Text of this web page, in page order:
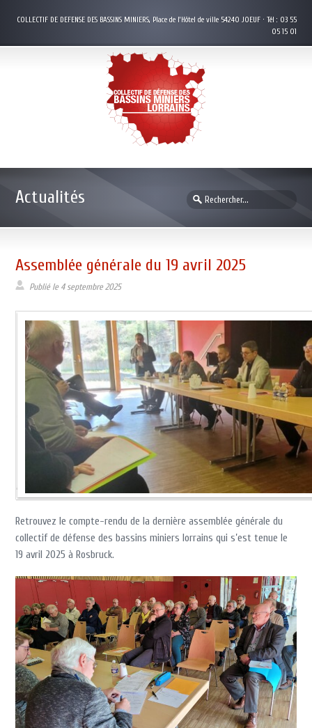
COLLECTIF DE DEFENSE DES BASSINS MINIERS, Place de l’Hôtel de ville 54240 JOEUF · Tél : 03 55
05 15 01
Actualités
Assemblée générale du 19 avril 2025
Publié le 4 septembre 2025
Retrouvez le compte-rendu de la dernière assemblée générale du
collectif de défense des bassins miniers lorrains qui s’est tenue le
19 avril 2025 à Rosbruck.